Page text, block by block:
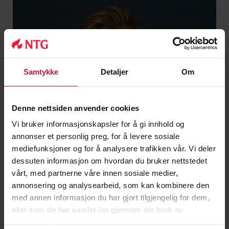
Samtykke Detaljer Om
Denne nettsiden anvender cookies
Vi bruker informasjonskapsler for å gi innhold og
annonser et personlig preg, for å levere sosiale
mediefunksjoner og for å analysere trafikken vår. Vi deler
dessuten informasjon om hvordan du bruker nettstedet
vårt, med partnerne våre innen sosiale medier,
annonsering og analysearbeid, som kan kombinere den
med annen informasjon du har gjort tilgjengelig for dem,
eller som de har samlet inn gjennom din bruk av
Tobias S. Foss